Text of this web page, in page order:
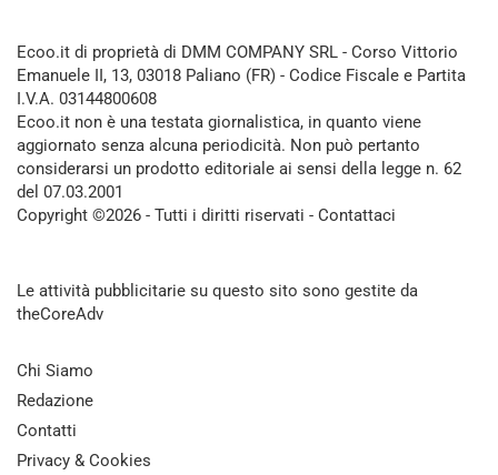
Ecoo.it di proprietà di DMM COMPANY SRL - Corso Vittorio
Emanuele II, 13, 03018 Paliano (FR) - Codice Fiscale e Partita
I.V.A. 03144800608
Ecoo.it non è una testata giornalistica, in quanto viene
aggiornato senza alcuna periodicità. Non può pertanto
considerarsi un prodotto editoriale ai sensi della legge n. 62
del 07.03.2001
Copyright ©2026 - Tutti i diritti riservati - Contattaci
Le attività pubblicitarie su questo sito sono gestite da
theCoreAdv
Chi Siamo
Redazione
Contatti
Privacy & Cookies